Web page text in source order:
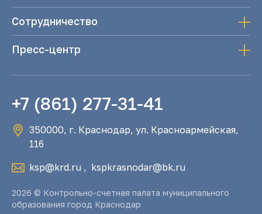
Сотрудничество
Пресс-центр
+7 (861) 277-31-41
350000, г. Краснодар, ул. Красноармейская,
116
ksp@krd.ru , kspkrasnodar@bk.ru
2026 © Контрольно-счетная палата муниципального
образования город Краснодар